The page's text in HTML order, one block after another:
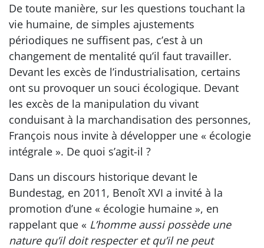
De toute manière, sur les questions touchant la
vie humaine, de simples ajustements
périodiques ne suffisent pas, c’est à un
changement de mentalité qu’il faut travailler.
Devant les excès de l’industrialisation, certains
ont su provoquer un souci écologique. Devant
les excès de la manipulation du vivant
conduisant à la marchandisation des personnes,
François nous invite à développer une « écologie
intégrale ». De quoi s’agit-il ?
Dans un discours historique devant le
Bundestag, en 2011, Benoît XVI a invité à la
promotion d’une « écologie humaine », en
rappelant que « L’homme aussi possède une
nature qu’il doit respecter et qu’il ne peut